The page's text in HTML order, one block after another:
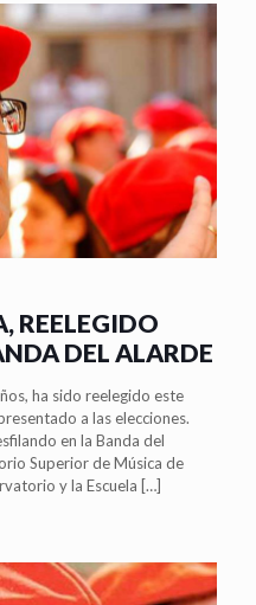
REELEGIDO
DEL ALARDE
ha sido reelegido este
a las elecciones.
en la Banda del
Superior de Música de
y la Escuela […]